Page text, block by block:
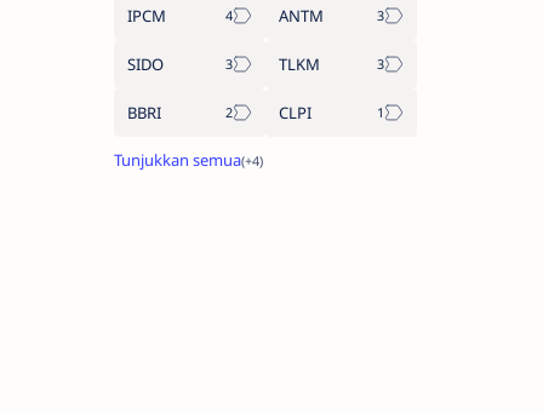
IPCM ANTM
SIDO TLKM
BBRI CLPI